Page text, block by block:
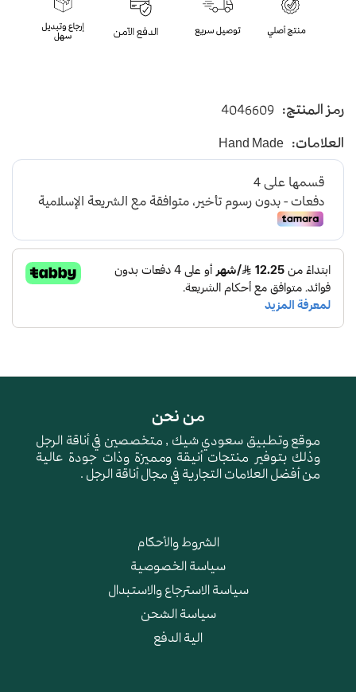
رمز المنتج: 4046609
العلامات: Hand Made
من نحن
موقع وتطبيق سعودي شيك , متخصصين في أناقة الرجل
وذلك بتوفير منتجات أنيقة ومميزة وذات جودة عالية
من أفضل العلامات التجارية في مجال أناقة الرجل .
الشروط والأحكام
سياسة الخصوصية
سياسة الاسترجاع والاستبدال
سياسة الشحن
الية الدفع